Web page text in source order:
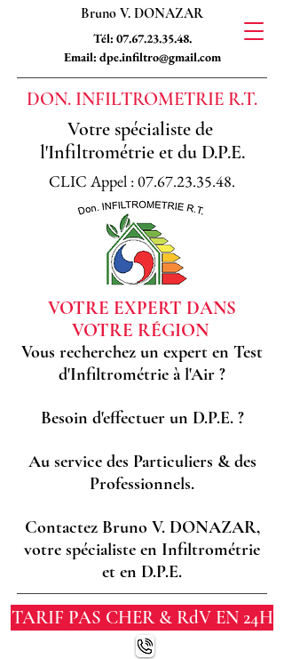
DON. INFILTROMETRIE R.T.
Bruno V. DONAZAR
Tél: 07.67.23.35.48.
Email: dpe.infiltro@gmail.com
CLIC Appel : 07.67.23.35.48.
Votre spécialiste de
l'Infiltrométrie et du D.P.E.
Vous recherchez un expert en Test
d'Infiltrométrie à l'Air ?
Besoin d'effectuer un D.P.E. ?
Au service des Particuliers & des
Professionnels.
Contactez Bruno V. DONAZAR,
votre spécialiste en Infiltrométrie
et en D.P.E.
VOTRE EXPERT DANS
VOTRE RÉGION
TARIF PAS CHER & RdV EN 24H